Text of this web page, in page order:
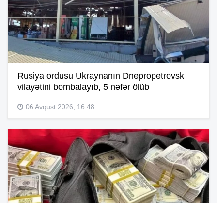
Rusiya ordusu Ukraynanın Dnepropetrovsk
vilayətini bombalayıb, 5 nəfər ölüb
06 Avqust 2026, 16:48